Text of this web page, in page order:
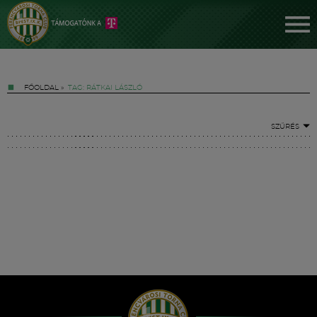
FŐOLDAL » TAG: RÁTKAI LÁSZLÓ
SZŰRÉS
Hírek